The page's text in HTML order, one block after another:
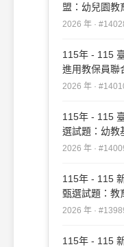
盟：幼兒園教
2026 年 ·
115年 - 115
進用教保員聯
能#140104
2026 年 ·
115年 - 115
選試題：幼教
2026 年 ·
115年 - 115
甄選試題：教
2026 年 ·
115年 - 115